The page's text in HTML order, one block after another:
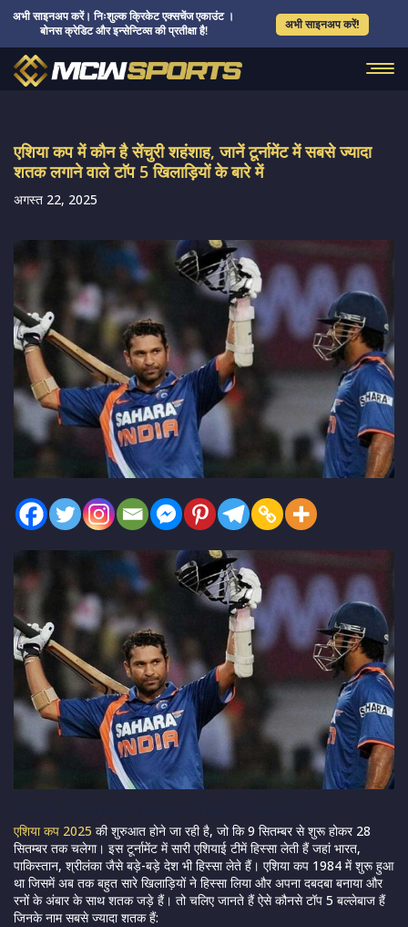
अभी साइनअप करें। निःशुल्क क्रिकेट एक्सचेंज एकाउंट ।
बोनस क्रेडिट और इन्सेन्टिव्स की प्रतीक्षा है!
अभी साइनअप करें!
एशिया कप में कौन है सेंचुरी शहंशाह, जानें टूर्नामेंट में सबसे ज्यादा
शतक लगाने वाले टाॅप 5 खिलाड़ियों के बारे में
अगस्त 22, 2025
एशिया कप 2025 की शुरुआत होने जा रही है, जो कि 9 सितम्बर से शुरू होकर 28
सितम्बर तक चलेगा। इस टूर्नामेंट में सारी एशियाई टीमें हिस्सा लेती हैं जहां भारत,
पाकिस्तान, श्रीलंका जैसे बड़े-बड़े देश भी हिस्सा लेते हैं। एशिया कप 1984 में शुरू हुआ
था जिसमें अब तक बहुत सारे खिलाड़ियों ने हिस्सा लिया और अपना दबदबा बनाया और
रनों के अंबार के साथ शतक जड़े हैं। तो चलिए जानते हैं ऐसे कौनसे टॉप 5 बल्लेबाज हैं
जिनके नाम सबसे ज्यादा शतक हैं: